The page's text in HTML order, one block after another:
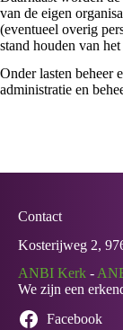
van de eigen
(eventueel overig
stand houden van
Onder lasten beheer
administratie en
Contact
Kosterijweg 2,
ANBI Kerk -
We zijn een
Facebook